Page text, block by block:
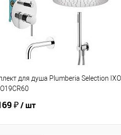
для душа Plumberia Selection IXO
₽/ шт